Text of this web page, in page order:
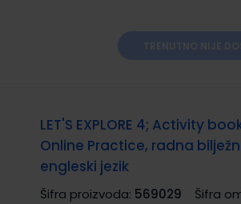
LET'S EXPLORE 4; Activity
Online Practice, radna
engleski jezik
Šifra proizvoda: 569029 Šifra